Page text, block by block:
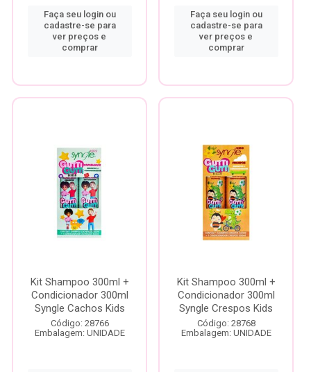
Faça seu login ou
cadastre-se para
ver preços e
comprar
Faça seu login ou
cadastre-se para
ver preços e
comprar
Kit Shampoo 300ml +
Condicionador 300ml
Syngle Cachos Kids
Código: 28766
Embalagem: UNIDADE
Kit Shampoo 300ml +
Condicionador 300ml
Syngle Crespos Kids
Código: 28768
Embalagem: UNIDADE